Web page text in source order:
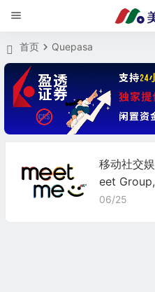
首页 Quepasa
移动社交
eet
06/25